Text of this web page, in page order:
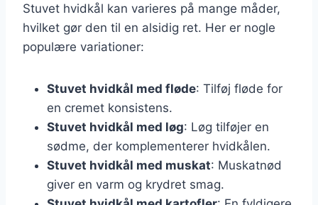
Stuvet hvidkål kan varieres på mange måder,
hvilket gør den til en alsidig ret. Her er nogle
populære variationer:
Stuvet hvidkål med fløde: Tilføj fløde for
en cremet konsistens.
Stuvet hvidkål med løg: Løg tilføjer en
sødme, der komplementerer hvidkålen.
Stuvet hvidkål med muskat: Muskatnød
giver en varm og krydret smag.